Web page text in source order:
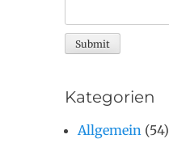
Kategorien
Allgemein (54)